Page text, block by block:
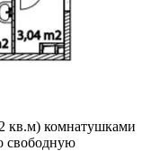
кв.м) комнатушками
свободную